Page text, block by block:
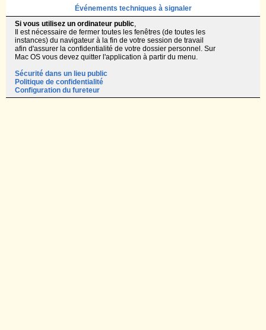
Événements techniques à signaler
Si vous utilisez un ordinateur public,
Il est nécessaire de fermer toutes les fenêtres (de toutes les
instances) du navigateur à la fin de votre session de travail
afin d'assurer la confidentialité de votre dossier personnel. Sur
Mac OS vous devez quitter l'application à partir du menu.
Sécurité dans un lieu public
Politique de confidentialité
Configuration du fureteur